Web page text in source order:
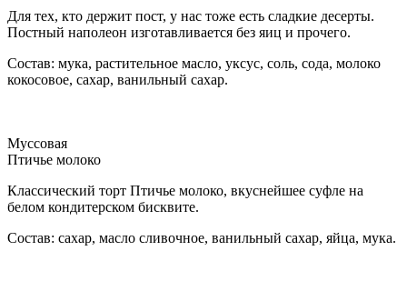
Для тех, кто держит пост, у нас тоже есть сладкие десерты.
Постный наполеон изготавливается без яиц и прочего.
Состав: мука, растительное масло, уксус, соль, сода, молоко
кокосовое, сахар, ванильный сахар.
Муссовая
Птичье молоко
Классический торт Птичье молоко, вкуснейшее суфле на
белом кондитерском бисквите.
Состав: сахар, масло сливочное, ванильный сахар, яйца, мука.